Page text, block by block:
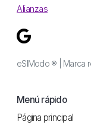
Alianzas
eSIModo ® | Marca
Menú rápido
Página principal